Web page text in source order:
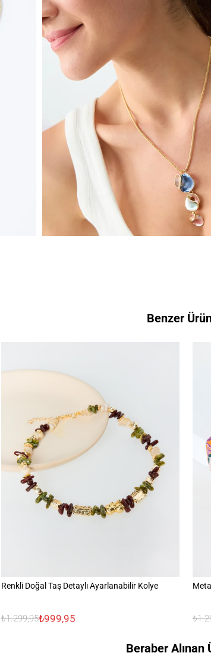
Benzer
Renkli Doğal Taş Detaylı Ayarlanabilir Kolye
₺1.299,95₺999,95
Beraber Alınan